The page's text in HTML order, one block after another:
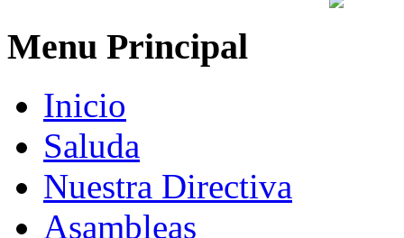
Menu Principal
Inicio
Saluda
Nuestra Directiva
Asambleas